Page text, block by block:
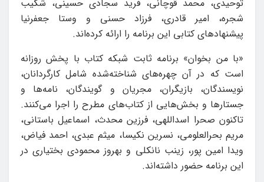
توحیدی، محمد قوچانی، فرید سجادی حسینی، شکیب
شجره، امیر قادری، فرزاد حسنی و وستا جعفرنیا
پیشنهادهای کتابی این برنامه را ارائه کرده‌اند.
«با من بخوان» برنامه ثابت شبکه کتاب با پخش روزانه
است که در آن چهره‌های شناخته‌شده شامل کارگردانان،
نویسندگان، بازیگران، مجریان و گویندگان، نامه‌ها و
جستارها و بخش‌هایی از کتاب‌های مطرح را اجرا می‌کنند.
تاکنون صحرا اسداللهی، فرزین محدث، اسماعیل باستانی،
مریم بحرالعلومی، نسرین نکیسا، میثم عبدی، احمد فیاض،
ویدا امین پور، زینب نانکلی و بهروز محمودی بختیاری در
این برنامه حضور داشته‌اند.